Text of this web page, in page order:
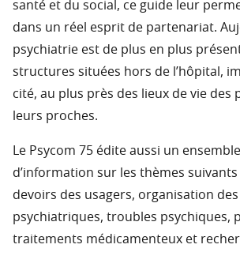
santé et du social, ce guide leur
dans un réel esprit de partenariat.
psychiatrie est de plus en plus
structures situées hors de l’hôpital,
cité, au plus près des lieux de vie des
leurs proches.
Le Psycom 75 édite aussi un
d’information sur les thèmes
devoirs des usagers, organisation
psychiatriques, troubles psychiques,
traitements médicamenteux et